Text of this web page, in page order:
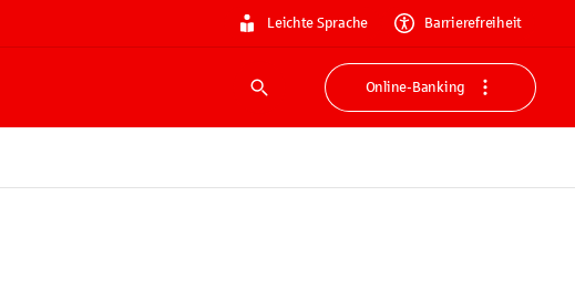
Leichte Sprache Barrierefreiheit
Suche
Online-Banking